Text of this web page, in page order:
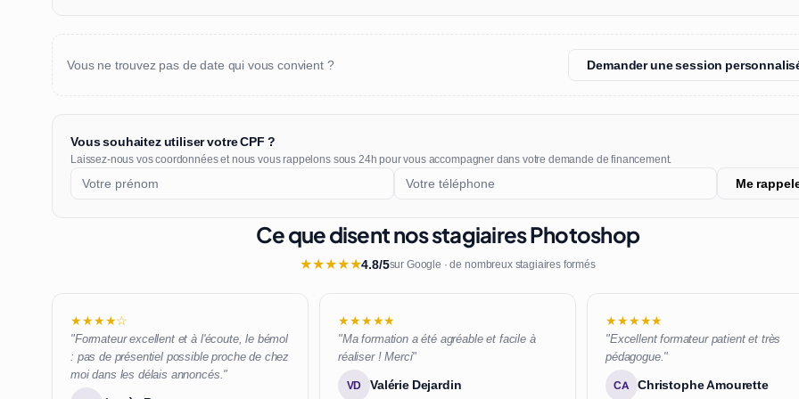
Vous ne trouvez pas de date qui vous convient ? Demander une session
Vous souhaitez utiliser votre CPF ?
Laissez-nous vos coordonnées et nous vous rappelons sous 24h pour vous accompagner dans votre demande de financement.
Me
Ce que disent nos stagiaires Photoshop
★★★★★4.8/5sur Google · de nombreux stagiaires formés
★★★★☆
"Formateur excellent et à l'écoute, le bémol
: pas de présentiel possible proche de chez
moi dans les délais annoncés."
★★★★★
"Ma formation a été agréable et facile à
réaliser ! Merci"
VD Valérie Dejardin
★★★★★
"Excellent formateur patient et très
pédagogue."
CA Christophe Amourette